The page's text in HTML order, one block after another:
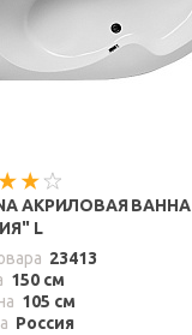
АКРИЛОВАЯ ВАННА
L
23413
150 см
105 см
Россия